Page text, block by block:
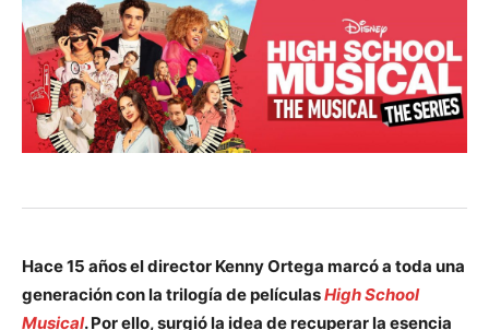
Hace 15 años el director Kenny Ortega marcó a toda una
generación con la trilogía de películasHigh School
Musical. Por ello, surgió la idea de recuperar la esencia